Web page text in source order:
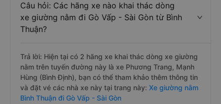
Câu hỏi: Các hãng xe nào khai thác dòng
xe giường nằm đi Gò Vấp - Sài Gòn từ Bình
Thuận?
Trả lời: Hiện tại có 2 hãng xe khai thác dòng xe giường
nằm trên tuyến đường này là xe Phương Trang, Mạnh
Hùng (Bình Định), bạn có thể tham khảo thêm thông tin
và đặt vé các nhà xe này tại trang này: Xe giường nằm
Bình Thuận đi Gò Vấp - Sài Gòn